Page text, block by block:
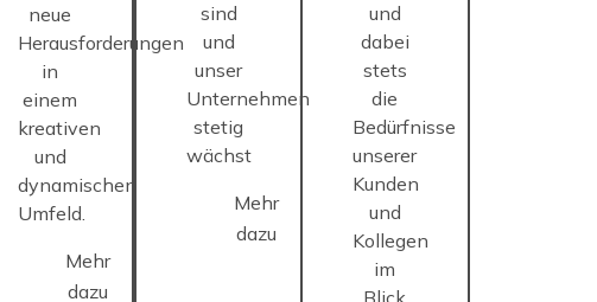
neue
Herausforderungen
in
einem
kreativen
und
dynamischen
Umfeld.
Mehr
dazu
sind
und
unser
Unternehmen
stetig
wächst
Mehr
dazu
und
dabei
stets
die
Bedürfnisse
unserer
Kunden
und
Kollegen
im